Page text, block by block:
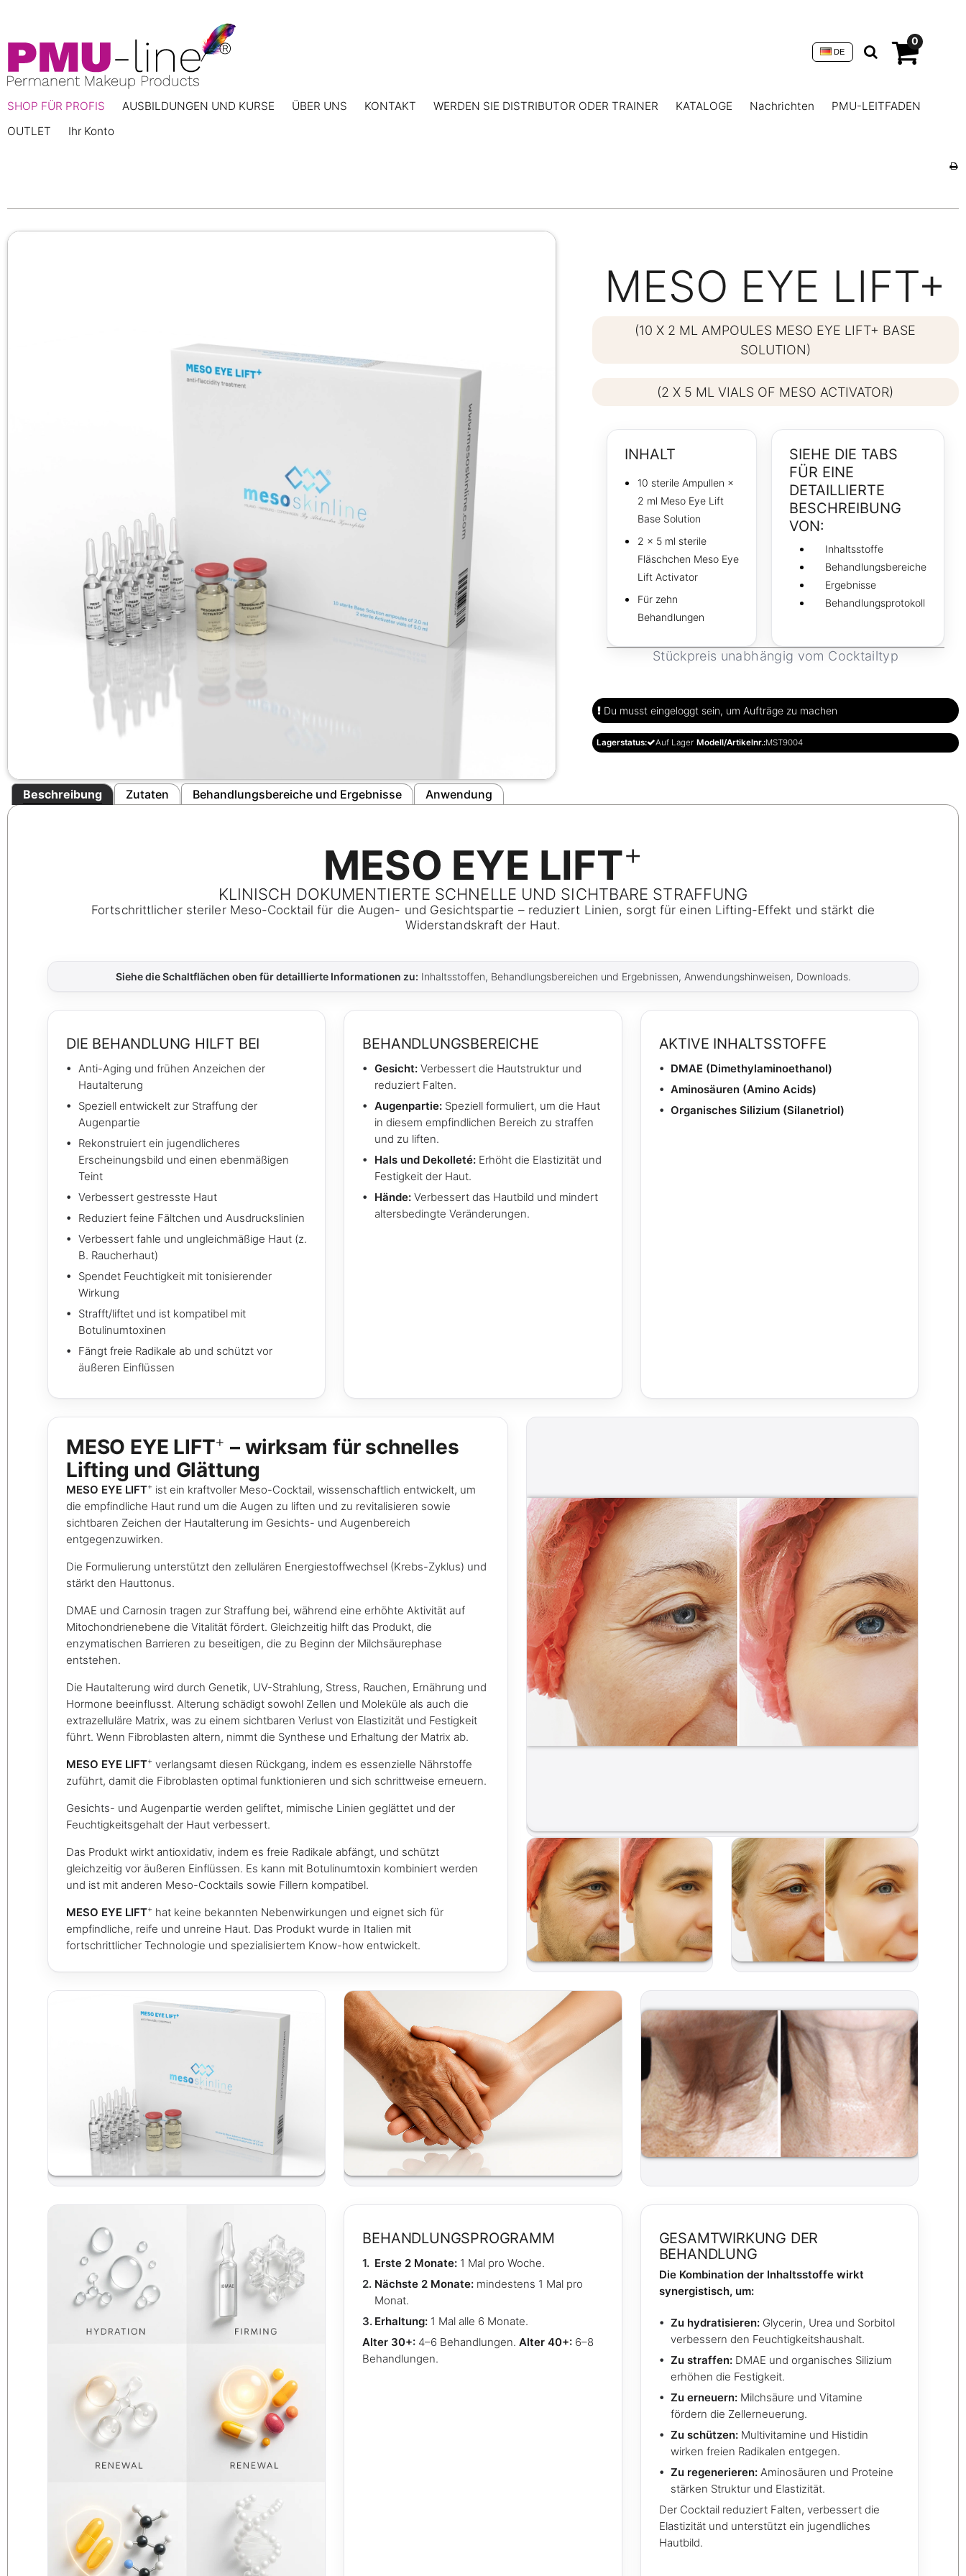
0
DE
SHOP FÜR PROFIS AUSBILDUNGEN UND KURSE ÜBER UNS KONTAKT WERDEN SIE DISTRIBUTOR ODER TRAINER KATALOGE Nachrichten
PMU-LEITFADEN
OUTLET
Ihr Konto
MESO EYE LIFT+
(10 X 2 ML AMPOULES MESO EYE LIFT+ BASE
SOLUTION)
(2 X 5 ML VIALS OF MESO ACTIVATOR)
INHALT
10 sterile Ampullen ×
2 ml Meso Eye Lift
Base Solution
2 × 5 ml sterile
Fläschchen Meso Eye
Lift Activator
Für zehn
Behandlungen
SIEHE DIE TABS
FÜR EINE
DETAILLIERTE
BESCHREIBUNG
VON:
Inhaltsstoffe
Behandlungsbereiche
Ergebnisse
Behandlungsprotokoll
Stückpreis unabhängig vom Cocktailtyp
Du musst eingeloggt sein, um Aufträge zu machen
Lagerstatus: Auf Lager Modell/Artikelnr.:MST9004
Beschreibung Zutaten Behandlungsbereiche und Ergebnisse Anwendung
MESO EYE LIFT+
KLINISCH DOKUMENTIERTE SCHNELLE UND SICHTBARE STRAFFUNG
Fortschrittlicher steriler Meso-Cocktail für die Augen- und Gesichtspartie – reduziert Linien, sorgt für einen Lifting-Effekt und stärkt die
Widerstandskraft der Haut.
Siehe die Schaltflächen oben für detaillierte Informationen zu: Inhaltsstoffen, Behandlungsbereichen und Ergebnissen, Anwendungshinweisen, Downloads.
DIE BEHANDLUNG HILFT BEI
Anti-Aging und frühen Anzeichen der
Hautalterung
Speziell entwickelt zur Straffung der
Augenpartie
Rekonstruiert ein jugendlicheres
Erscheinungsbild und einen ebenmäßigen
Teint
Verbessert gestresste Haut
Reduziert feine Fältchen und Ausdruckslinien
Verbessert fahle und ungleichmäßige Haut (z.
B. Raucherhaut)
Spendet Feuchtigkeit mit tonisierender
Wirkung
Strafft/liftet und ist kompatibel mit
Botulinumtoxinen
Fängt freie Radikale ab und schützt vor
äußeren Einflüssen
BEHANDLUNGSBEREICHE
Gesicht: Verbessert die Hautstruktur und
reduziert Falten.
Augenpartie: Speziell formuliert, um die Haut
in diesem empfindlichen Bereich zu straffen
und zu liften.
Hals und Dekolleté: Erhöht die Elastizität und
Festigkeit der Haut.
Hände: Verbessert das Hautbild und mindert
altersbedingte Veränderungen.
AKTIVE INHALTSSTOFFE
DMAE (Dimethylaminoethanol)
Aminosäuren (Amino Acids)
Organisches Silizium (Silanetriol)
MESO EYE LIFT+ – wirksam für schnelles
Lifting und Glättung
MESO EYE LIFT+ ist ein kraftvoller Meso-Cocktail, wissenschaftlich entwickelt, um
die empfindliche Haut rund um die Augen zu liften und zu revitalisieren sowie
sichtbaren Zeichen der Hautalterung im Gesichts- und Augenbereich
entgegenzuwirken.
Die Formulierung unterstützt den zellulären Energiestoffwechsel (Krebs-Zyklus) und
stärkt den Hauttonus.
DMAE und Carnosin tragen zur Straffung bei, während eine erhöhte Aktivität auf
Mitochondrienebene die Vitalität fördert. Gleichzeitig hilft das Produkt, die
enzymatischen Barrieren zu beseitigen, die zu Beginn der Milchsäurephase
entstehen.
Die Hautalterung wird durch Genetik, UV-Strahlung, Stress, Rauchen, Ernährung und
Hormone beeinflusst. Alterung schädigt sowohl Zellen und Moleküle als auch die
extrazelluläre Matrix, was zu einem sichtbaren Verlust von Elastizität und Festigkeit
führt. Wenn Fibroblasten altern, nimmt die Synthese und Erhaltung der Matrix ab.
MESO EYE LIFT+ verlangsamt diesen Rückgang, indem es essenzielle Nährstoffe
zuführt, damit die Fibroblasten optimal funktionieren und sich schrittweise erneuern.
Gesichts- und Augenpartie werden geliftet, mimische Linien geglättet und der
Feuchtigkeitsgehalt der Haut verbessert.
Das Produkt wirkt antioxidativ, indem es freie Radikale abfängt, und schützt
gleichzeitig vor äußeren Einflüssen. Es kann mit Botulinumtoxin kombiniert werden
und ist mit anderen Meso-Cocktails sowie Fillern kompatibel.
MESO EYE LIFT+ hat keine bekannten Nebenwirkungen und eignet sich für
empfindliche, reife und unreine Haut. Das Produkt wurde in Italien mit
fortschrittlicher Technologie und spezialisiertem Know-how entwickelt.
BEHANDLUNGSPROGRAMM
Erste 2 Monate: 1 Mal pro Woche.
Nächste 2 Monate: mindestens 1 Mal pro
Monat.
Erhaltung: 1 Mal alle 6 Monate.
Alter 30+: 4–6 Behandlungen.Alter 40+: 6–8
Behandlungen.
GESAMTWIRKUNG DER
BEHANDLUNG
Die Kombination der Inhaltsstoffe wirkt
synergistisch, um:
Zu hydratisieren: Glycerin, Urea und Sorbitol
verbessern den Feuchtigkeitshaushalt.
Zu straffen: DMAE und organisches Silizium
erhöhen die Festigkeit.
Zu erneuern: Milchsäure und Vitamine
fördern die Zellerneuerung.
Zu schützen: Multivitamine und Histidin
wirken freien Radikalen entgegen.
Zu regenerieren: Aminosäuren und Proteine
stärken Struktur und Elastizität.
Der Cocktail reduziert Falten, verbessert die
Elastizität und unterstützt ein jugendliches
Hautbild.